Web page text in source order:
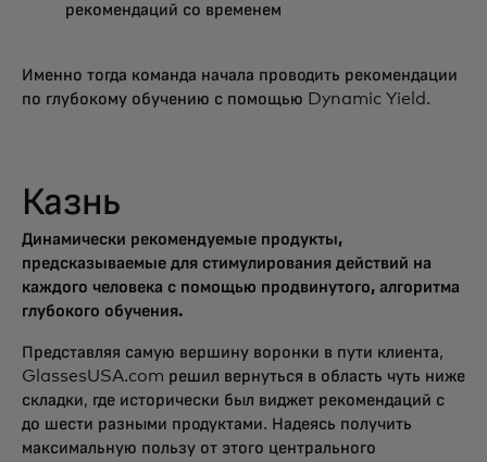
рекомендаций со временем
Именно тогда команда начала проводить рекомендации
по глубокому обучению с помощью Dynamic Yield.
Казнь
Динамически рекомендуемые продукты,
предсказываемые для стимулирования действий на
каждого человека с помощью продвинутого, алгоритма
глубокого обучения.
Представляя самую вершину воронки в пути клиента,
GlassesUSA.com решил вернуться в область чуть ниже
складки, где исторически был виджет рекомендаций с
до шести разными продуктами. Надеясь получить
максимальную пользу от этого центрального